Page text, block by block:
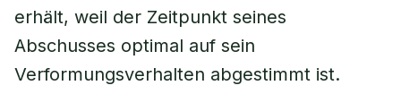
erhält, weil der Zeitpunkt seines
Abschusses optimal auf sein
Verformungsverhalten abgestimmt ist.